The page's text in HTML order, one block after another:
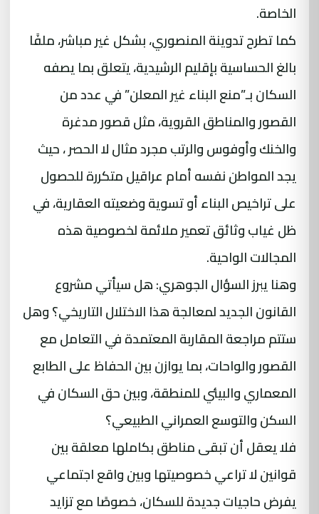
الخاصة.
كما تطرح تدوينة المنصوري، بشكل غير مباشر، ملفًا
بالغ الحساسية بإقليم الرشيدية، يتعلق بما يصفه
السكان بـ”منع البناء غير المعلن” في عدد من
القصور والمناطق القروية، مثل قصور مدغرة
والخنك وأوفوس والرتب مجرد مثال لا الحصر ، حيث
يجد المواطن نفسه أمام عراقيل متكررة للحصول
على تراخيص البناء أو تسوية وضعيته العقارية، في
ظل غياب وثائق تعمير ملائمة لخصوصية هذه
المجالات الواحية.
وهنا يبرز السؤال الجوهري: هل سيأتي مشروع
القانون الجديد لمعالجة هذا الاختلال التاريخي؟ وهل
ستتم مراجعة المقاربة المعتمدة في التعامل مع
القصور والواحات، بما يوازن بين الحفاظ على الطابع
المعماري والبيئي للمنطقة، وبين حق السكان في
السكن والتوسع العمراني الطبيعي؟
فلا يعقل أن تبقى مناطق بكاملها معلقة بين
قوانين لا تراعي خصوصيتها وبين واقع اجتماعي
يفرض حاجيات جديدة للسكان، خصوصًا مع تزايد